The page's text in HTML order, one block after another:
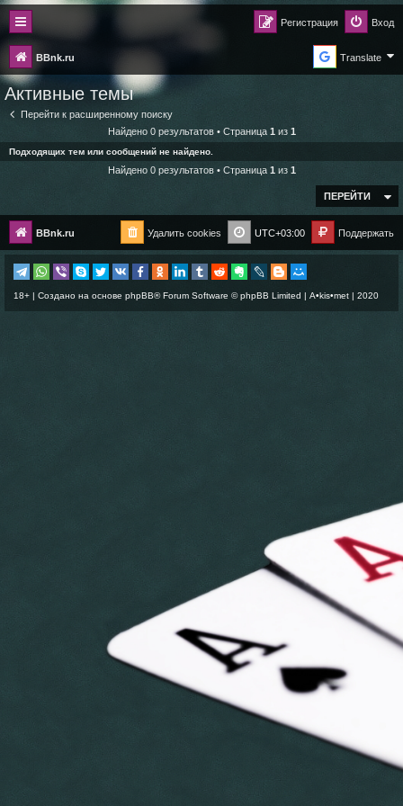
Вход
Регистрация
BBnk.ru Translate
Активные темы
Перейти к расширенному поиску
Найдено 0 результатов • Страница 1 из 1
Подходящих тем или сообщений не найдено.
Найдено 0 результатов • Страница 1 из 1
ПЕРЕЙТИ
BBnk.ru Поддержать
UTC+03:00
Удалить cookies
18+ | Создано на основе phpBB® Forum Software © phpBB Limited | A•kis•met | 2020